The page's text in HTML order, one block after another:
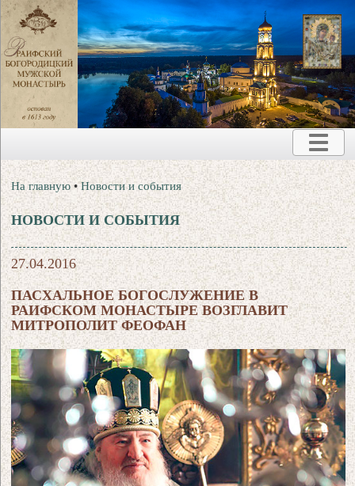
На главную •Новости и события
НОВОСТИ И СОБЫТИЯ
27.04.2016
ПАСХАЛЬНОЕ БОГОСЛУЖЕНИЕ В
РАИФСКОМ МОНАСТЫРЕ ВОЗГЛАВИТ
МИТРОПОЛИТ ФЕОФАН